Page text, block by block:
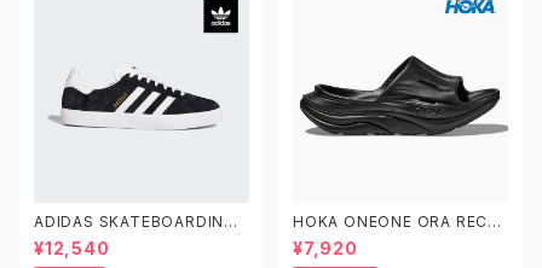
ADIDAS SKATEBOARDING
GAZELLE ADV FX6563 23.0
-29.0 アディダス スケートボー
¥12,540
HOKA ONEONE ORA RECO
VERY SLIDE 3 ホカオネオネ
オラ リカバリー スライド 3 109
¥7,920